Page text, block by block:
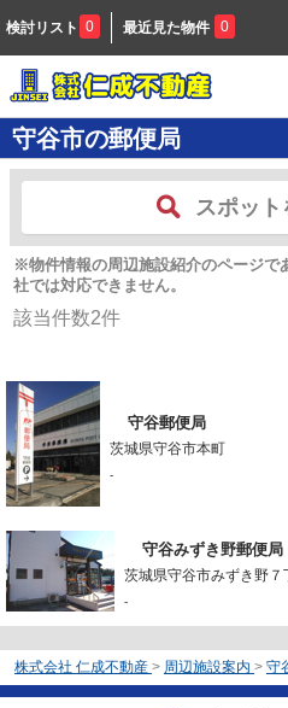
検討リスト 0 最近見た物件 0
守谷市の郵便局
スポッ
※物件情報の周辺施設紹介のページで
社では対応できません。
該当件数2件
守谷郵便局
茨城県守谷市本町
-
守谷みずき野郵便局
茨城県守谷市みずき野７
-
株式会社 仁成不動産 > 周辺施設案内 > 守